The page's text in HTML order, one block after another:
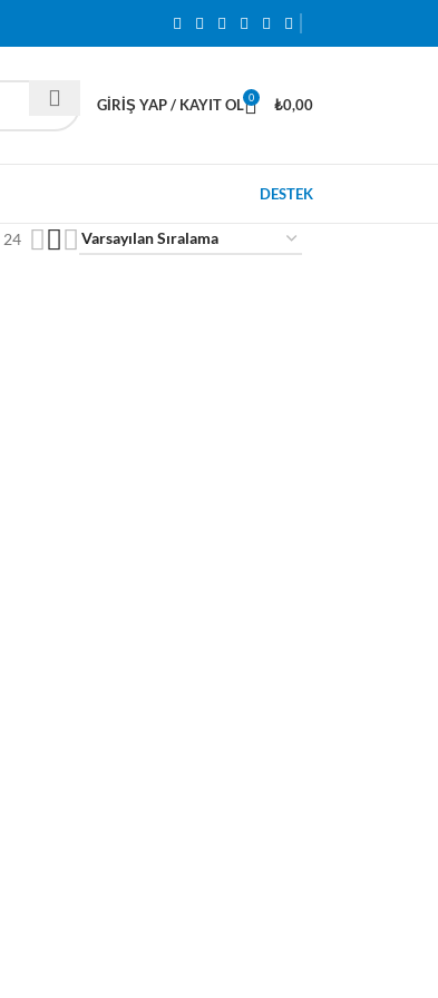
GIRIŞ YAP / KAYIT OL 0 ₺0,00
DESTEK
24